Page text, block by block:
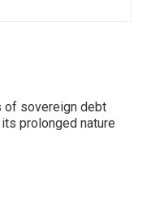
of sovereign debt
prolonged nature